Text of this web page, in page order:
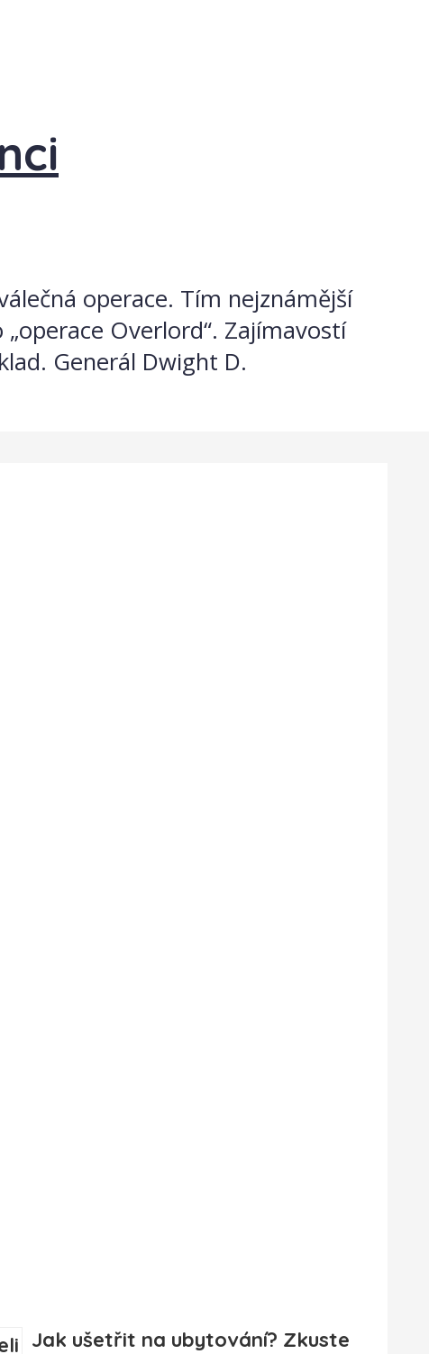
operace. Tím nejznámější
Overlord“. Zajímavostí
Generál Dwight D.
Jak ušetřit na ubytování? Zkuste